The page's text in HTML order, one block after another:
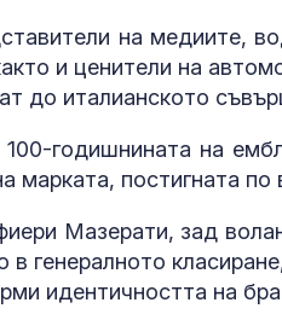
на медиите,
и ценители на
до италианското
годишнината на
марката, постигната по
Мазерати, зад
генералното
идентичността на